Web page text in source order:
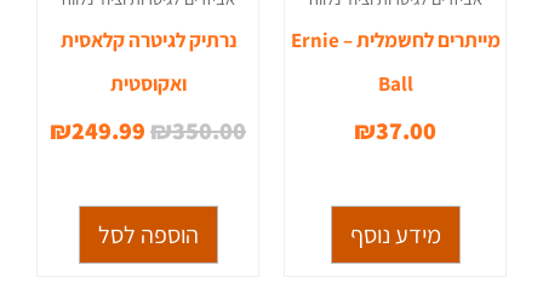
מייתרים לחשמלית – Ernie
Ball
₪37.00
מידע נוסף
נרתיק לגיטרה קלאסית
ואקוסטית
₪350.00
₪249.99
הוספה לסל